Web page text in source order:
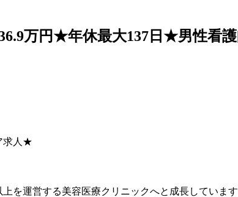
36.9万円★年休最大137日★男性
求人★
を運営する美容医療クリニックへと成長していま